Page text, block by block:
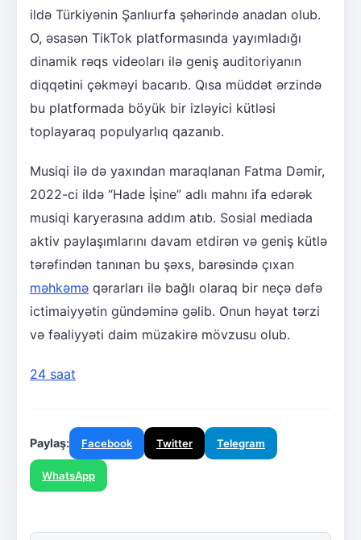
ildə Türkiyənin Şanlıurfa şəhərində anadan olub.
O, əsasən TikTok platformasında yayımladığı
dinamik rəqs videoları ilə geniş auditoriyanın
diqqətini çəkməyi bacarıb. Qısa müddət ərzində
bu platformada böyük bir izləyici kütləsi
toplayaraq populyarlıq qazanıb.
Musiqi ilə də yaxından maraqlanan Fatma Dəmir,
2022-ci ildə “Hade İşine” adlı mahnı ifa edərək
musiqi karyerasına addım atıb. Sosial mediada
aktiv paylaşımlarını davam etdirən və geniş kütlə
tərəfindən tanınan bu şəxs, barəsində çıxan
məhkəmə qərarları ilə bağlı olaraq bir neçə dəfə
ictimaiyyətin gündəminə gəlib. Onun həyat tərzi
və fəaliyyəti daim müzakirə mövzusu olub.
24 saat
Paylaş: Facebook Twitter Telegram
WhatsApp